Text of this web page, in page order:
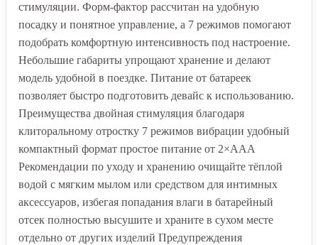
стимуляции. Форм-фактор рассчитан на удобную
посадку и понятное управление, а 7 режимов помогают
подобрать комфортную интенсивность под настроение.
Небольшие габариты упрощают хранение и делают
модель удобной в поездке. Питание от батареек
позволяет быстро подготовить девайс к использованию.
Преимущества двойная стимуляция благодаря
клиторальному отростку 7 режимов вибрации удобный
компактный формат простое питание от 2×AAA
Рекомендации по уходу и хранению очищайте тёплой
водой с мягким мылом или средством для интимных
аксессуаров, избегая попадания влаги в батарейный
отсек полностью высушите и храните в сухом месте
отдельно от других изделий Предупреждения